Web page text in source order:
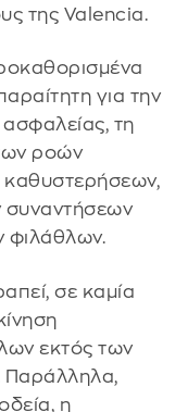
της Valencia.
για την
τη
ροών
καθυστερήσεων,
συναντήσεων
φιλάθλων.
σε καμία
εκτός των
Παράλληλα,
η